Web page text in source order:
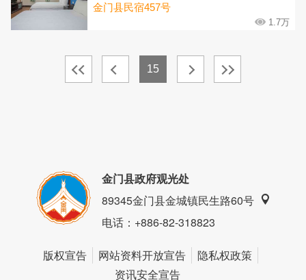
金门县民宿457号
1.7万
15
金门县政府观光处
89345金门县金城镇民生路60号
电话：+886-82-318823
版权宣告 网站资料开放宣告
隐私权政策
资讯安全宣告